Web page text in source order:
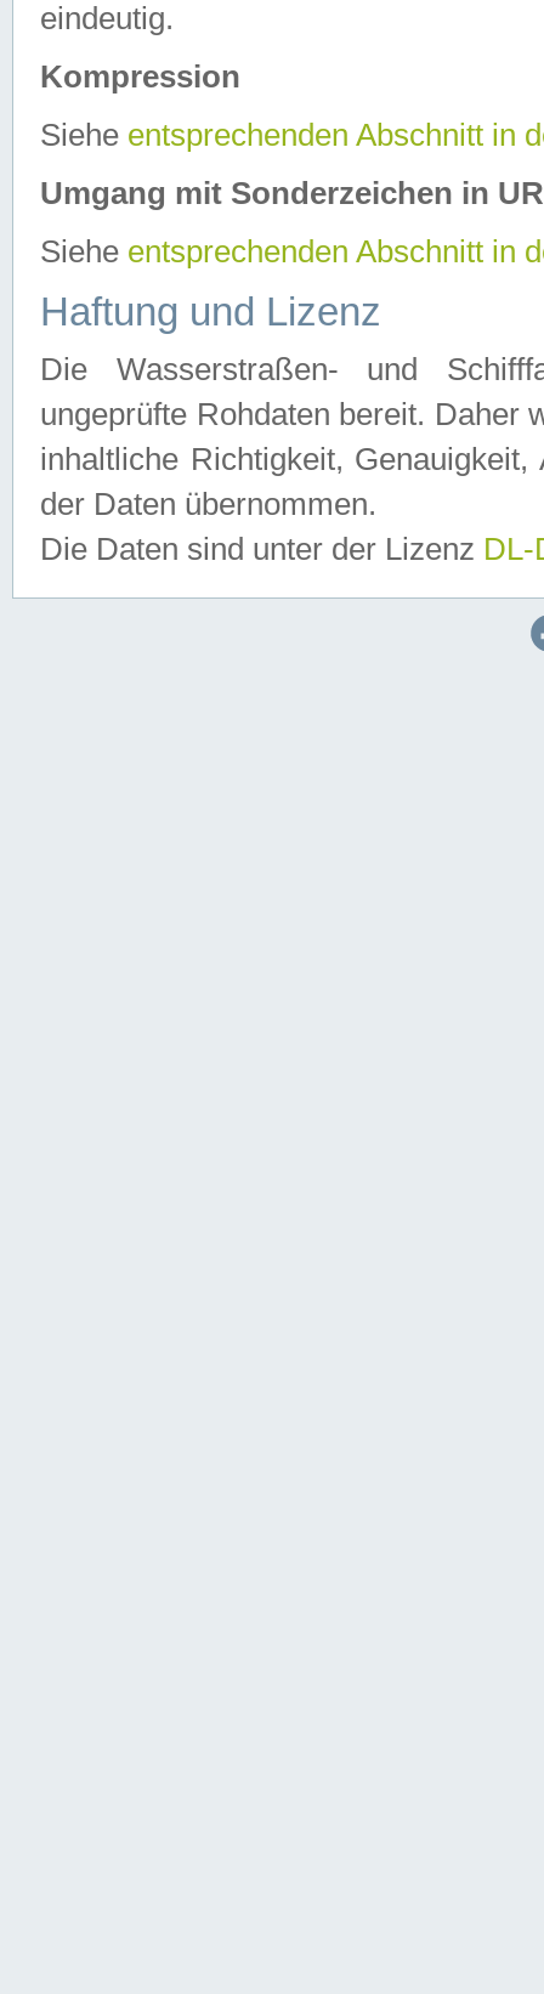
eindeutig.
Kompression
Siehe entsprechenden Abschnitt in
Umgang mit Sonderzeichen in
Siehe entsprechenden Abschnitt in
Haftung und Lizenz
Die Wasserstraßen- und
ungeprüfte Rohdaten bereit. Daher
inhaltliche Richtigkeit,
der Daten übernommen.
Die Daten sind unter der Lizenz